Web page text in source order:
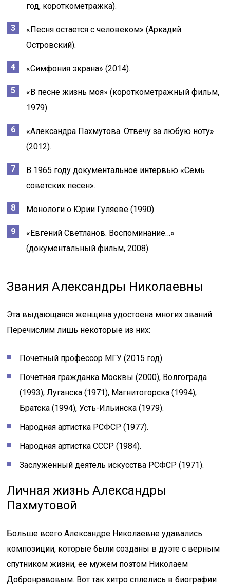
год, короткометражка).
«Песня остается с человеком» (Аркадий
Островский).
«Симфония экрана» (2014).
«В песне жизнь моя» (короткометражный фильм,
1979).
«Александра Пахмутова. Отвечу за любую ноту»
(2012).
В 1965 году документальное интервью «Семь
советских песен».
Монологи о Юрии Гуляеве (1990).
«Евгений Светланов. Воспоминание…»
(документальный фильм, 2008).
Звания Александры Николаевны
Эта выдающаяся женщина удостоена многих званий.
Перечислим лишь некоторые из них:
Почетный профессор МГУ (2015 год).
Почетная гражданка Москвы (2000), Волгограда
(1993), Луганска (1971), Магнитогорска (1994),
Братска (1994), Усть-Ильинска (1979).
Народная артистка РСФСР (1977).
Народная артистка СССР (1984).
Заслуженный деятель искусства РСФСР (1971).
Личная жизнь Александры
Пахмутовой
Больше всего Александре Николаевне удавались
композиции, которые были созданы в дуэте с верным
спутником жизни, ее мужем поэтом Николаем
Добронравовым. Вот так хитро сплелись в биографии